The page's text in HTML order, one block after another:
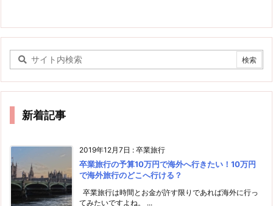
新着記事
2019年12月7日 : 卒業旅行
卒業旅行の予算10万円で海外へ行きたい！10万円
で海外旅行のどこへ行ける？
卒業旅行は時間とお金が許す限りであれば海外に行っ
てみたいですよね。 ...